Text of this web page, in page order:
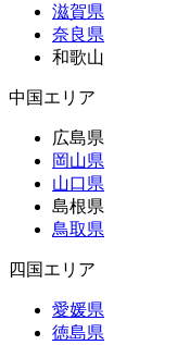
滋賀県
奈良県
和歌山
中国エリア
広島県
岡山県
山口県
島根県
鳥取県
四国エリア
愛媛県
徳島県